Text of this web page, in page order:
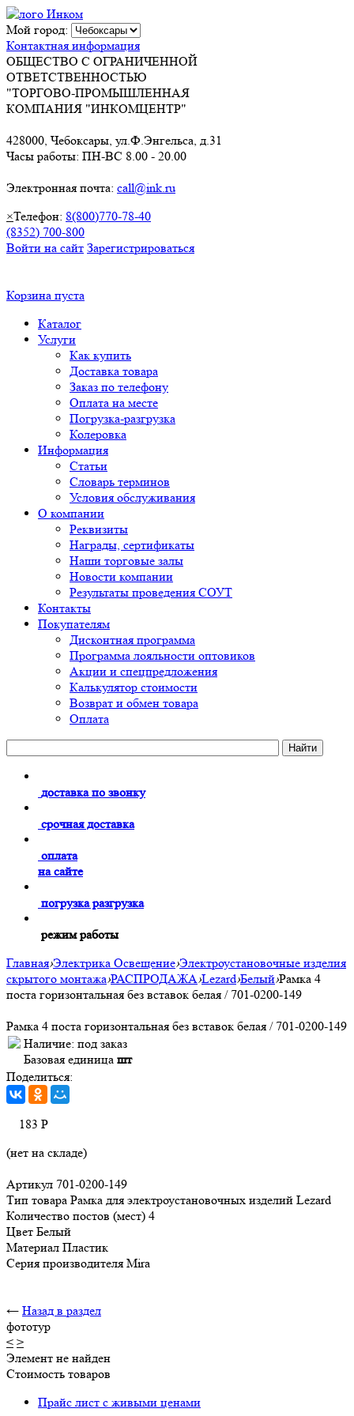
Мой город:
Контактная информация
ОБЩЕСТВО С ОГРАНИЧЕННОЙ
ОТВЕТСТВЕННОСТЬЮ
"ТОРГОВО-ПРОМЫШЛЕННАЯ
КОМПАНИЯ "ИНКОМЦЕНТР"
428000, Чебоксары, ул.Ф.Энгельса, д.31
Часы работы: ПН-ВС 8.00 - 20.00
Электронная почта: call@ink.ru
×Телефон: 8(800)770-78-40
(8352) 700-800
Войти на сайт Зарегистрироваться
Корзина пуста
Каталог
Услуги
Как купить
Доставка товара
Заказ по телефону
Оплата на месте
Погрузка-разгрузка
Колеровка
Информация
Статьи
Словарь терминов
Условия обслуживания
О компании
Реквизиты
Награды, сертификаты
Наши торговые залы
Новости компании
Результаты проведения СОУТ
Контакты
Покупателям
Дисконтная программа
Программа лояльности оптовиков
Акции и спецпредложения
Калькулятор стоимости
Возврат и обмен товара
Оплата
доставка по звонку
срочная доставка
оплата
на сайте
погрузка разгрузка
режим работы
Главная›Электрика Освещение›Электроустановочные изделия
скрытого монтажа›РАСПРОДАЖА›Lezard›Белый›Рамка 4
поста горизонтальная без вставок белая / 701-0200-149
Рамка 4 поста горизонтальная без вставок белая / 701-0200-149
Наличие: под заказ
Базовая единица шт
Поделиться:
183 Р
(нет на складе)
Артикул 701-0200-149
Тип товара Рамка для электроустановочных изделий Lezard
Количество постов (мест) 4
Цвет Белый
Материал Пластик
Серия производителя Mira
← Назад в раздел
фототур
< >
Элемент не найден
Стоимость товаров
Прайс лист с живыми ценами